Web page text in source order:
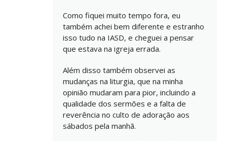
Como fiquei muito tempo fora, eu
também achei bem diferente e estranho
isso tudo na IASD, e cheguei a pensar
que estava na igreja errada.
Além disso também observei as
mudanças na liturgia, que na minha
opinião mudaram para pior, incluindo a
qualidade dos sermões e a falta de
reverência no culto de adoração aos
sábados pela manhã.